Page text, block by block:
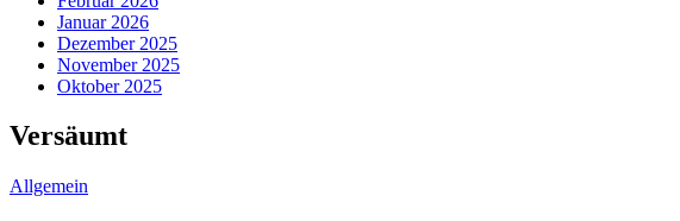
Januar 2026
Dezember 2025
November 2025
Oktober 2025
Versäumt
Allgemein